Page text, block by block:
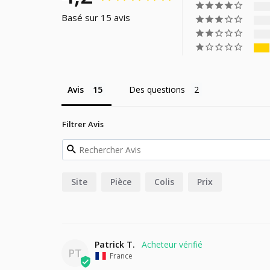
Basé sur 15 avis
Avis Des questions
Filtrer Avis
Site Pièce Colis Prix
PT
Patrick T.
France